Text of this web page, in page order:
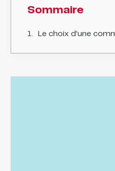
Sommaire
Le choix d'une communication de crise